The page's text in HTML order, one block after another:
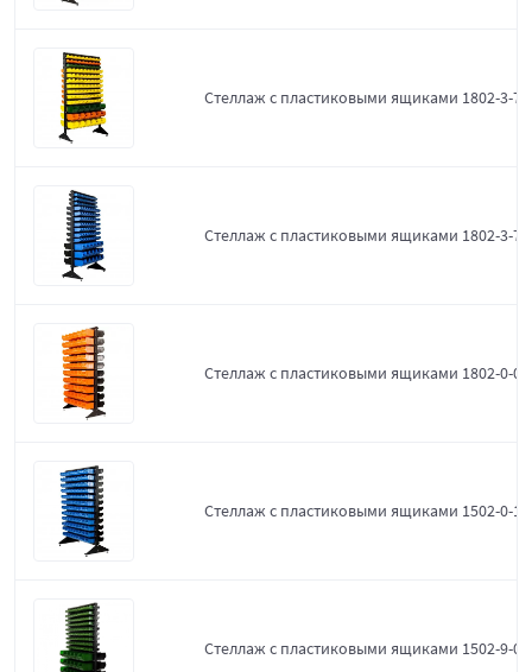
Стеллаж с пластиковыми ящиками 1802-3-7-
Стеллаж с пластиковыми ящиками 1802-3-7-
Стеллаж с пластиковыми ящиками 1802-0-0-
Стеллаж с пластиковыми ящиками 1502-0-
Стеллаж с пластиковыми ящиками 1502-9-0-